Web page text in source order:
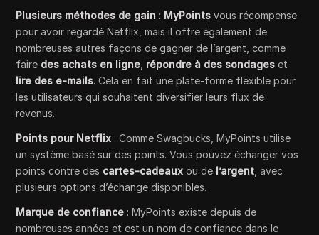
Plusieurs méthodes de gain : MyPoints vous récompense
pour avoir regardé Netflix, mais il offre également de
nombreuses autres façons de gagner de l’argent, comme
faire des achats en ligne répondre à des sondages et
lire des e-mails. Cela en fait une plate-forme flexible pour
les utilisateurs qui souhaitent diversifier leurs flux de
revenus.
Points pour Netflix : Comme Swagbucks, MyPoints utilise
un système basé sur des points. Vous pouvez échanger vos
points contre des cartes-cadeaux ou de l’argent , avec
plusieurs options d’échange disponibles.
Marque de confiance : MyPoints existe depuis de
nombreuses années et est un nom de confiance dans le